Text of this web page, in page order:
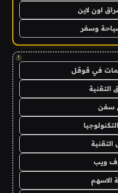
اون لاين
وسفر
!
في قوقل
التقنية
سفن
التقنية
ويب
الاسهم